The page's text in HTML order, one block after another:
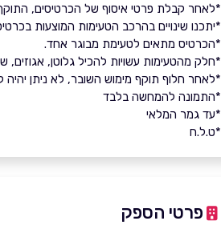
*לאחר קבלת פרטי איסוף של הכרטיסים,
*יתכנו שינויים בהרכב הטעימות המוצעות
*הכרטיס מתאים לטעימת מבוגר אחד.
*חלק מהטעימות עשויות להכיל גלוטן, אגוזים,
*לאחר חלוף תוקף מימוש השובר, לא ניתן יהיה
*התמונה להמחשה בלבד
*עד גמר המלאי
*ט.ל.ח
פרטי הספק